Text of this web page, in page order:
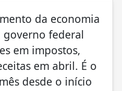
da economia
federal
em impostos,
em abril. É o
desde o início